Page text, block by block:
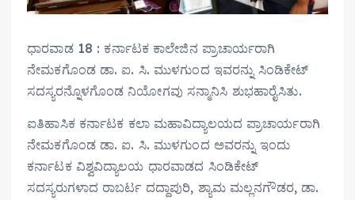
ಧಾರವಾಡ 18 : ಕರ್ನಾಟಕ ಕಾಲೇಜಿನ ಪ್ರಾಚಾರ್ಯರಾಗಿ
ನೇಮಕಗೊಂಡ ಡಾ. ಐ. ಸಿ. ಮುಳಗುಂದ ಇವರನ್ನು ಸಿಂಡಿಕೇಟ್
ಸದಸ್ಯರನ್ನೊಳಗೊಂಡ ನಿಯೋಗವು ಸನ್ಮಾನಿಸಿ ಶುಭಹಾರೈಸಿತು.
ಐತಿಹಾಸಿಕ ಕರ್ನಾಟಕ ಕಲಾ ಮಹಾವಿದ್ಯಾಲಯದ ಪ್ರಾಚಾರ್ಯರಾಗಿ
ನೇಮಕಗೊಂಡ ಡಾ. ಐ. ಸಿ. ಮುಳಗುಂದ ಅವರನ್ನು ಇಂದು
ಕರ್ನಾಟಕ ವಿಶ್ವವಿದ್ಯಾಲಯ ಧಾರವಾಡದ ಸಿಂಡಿಕೇಟ್
ಸದಸ್ಯರುಗಳಾದ ರಾಬರ್ಟ ದದ್ದಾಪುರಿ, ಶ್ಯಾಮ ಮಲ್ಲನಗೌಡರ, ಡಾ.